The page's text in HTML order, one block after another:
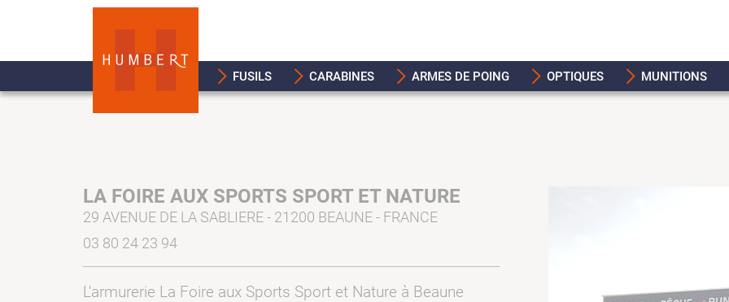
FUSILS CARABINES ARMES DE POING OPTIQUES MUNITIONS
LA FOIRE AUX SPORTS SPORT ET NATURE
29 AVENUE DE LA SABLIERE - 21200 BEAUNE - FRANCE
03 80 24 23 94
L'armurerie La Foire aux Sports Sport et Nature à Beaune